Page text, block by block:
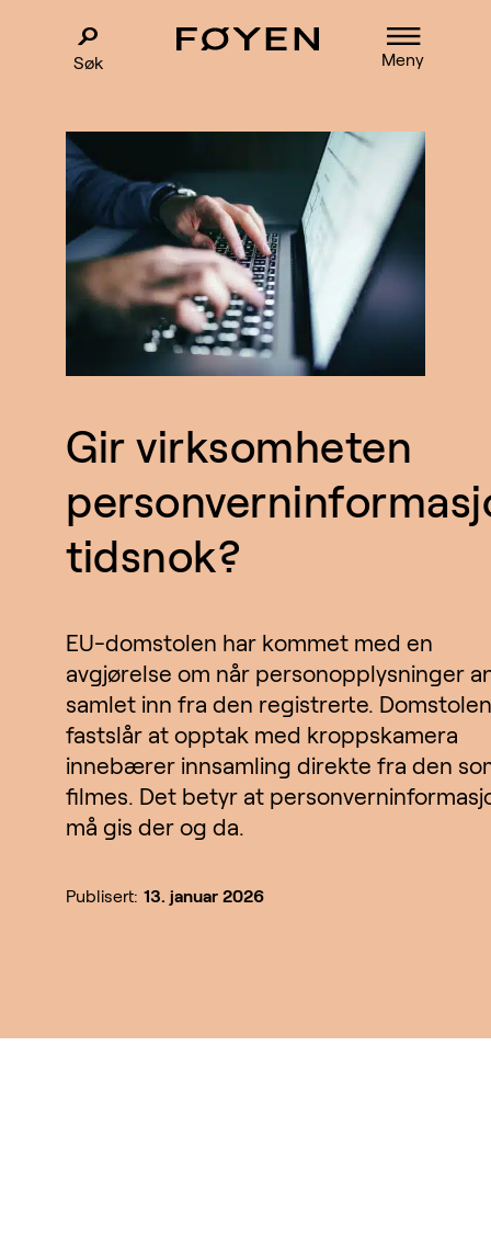
Søk Meny
Gir virksomheten
tidsnok?
EU-domstolen har kommet med en
avgjørelse om når personopplysninger
samlet inn fra den registrerte. Domstolen
fastslår at opptak med kroppskamera
innebærer innsamling direkte fra den
filmes. Det betyr at
må gis der og da.
Publisert: 13. januar 2026